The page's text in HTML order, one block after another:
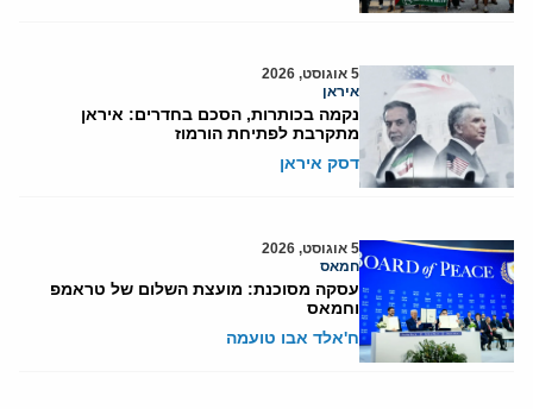
5 אוגוסט, 2026
איראן
נקמה בכותרות, הסכם בחדרים: איראן
מתקרבת לפתיחת הורמוז
דסק איראן
5 אוגוסט, 2026
חמאס
עסקה מסוכנת: מועצת השלום של טראמפ
וחמאס
ח'אלד אבו טועמה